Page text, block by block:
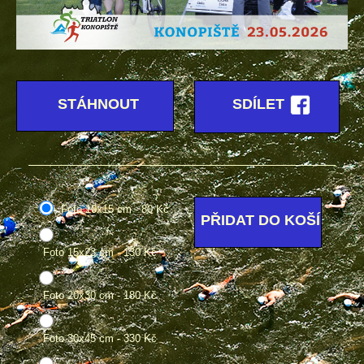
STÁHNOUT SDÍLET
Foto 10x15 cm - 80 Kč
Foto 15x23 cm - 130 Kč
Foto 20x30 cm - 180 Kč
Foto 30x45 cm - 330 Kč